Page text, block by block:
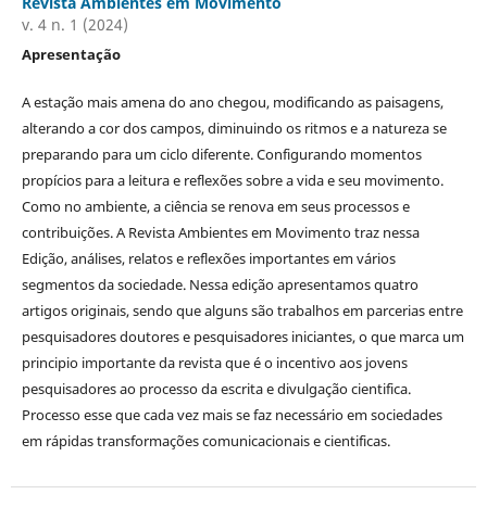
v. 4 n. 1 (2024)
Apresentação
A estação mais amena do ano chegou, modificando as paisagens,
alterando a cor dos campos, diminuindo os ritmos e a natureza se
preparando para um ciclo diferente. Configurando momentos
propícios para a leitura e reflexões sobre a vida e seu movimento.
Como no ambiente, a ciência se renova em seus processos e
contribuições. A Revista Ambientes em Movimento traz nessa
Edição, análises, relatos e reflexões importantes em vários
segmentos da sociedade. Nessa edição apresentamos quatro
artigos originais, sendo que alguns são trabalhos em parcerias entre
pesquisadores doutores e pesquisadores iniciantes, o que marca um
principio importante da revista que é o incentivo aos jovens
pesquisadores ao processo da escrita e divulgação cientifica.
Processo esse que cada vez mais se faz necessário em sociedades
em rápidas transformações comunicacionais e cientificas.